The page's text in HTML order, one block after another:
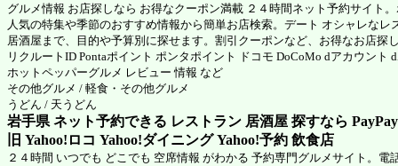
グルメ情報 お店探しなら お得なクーポン満載 ２４時間ネット予約サイト
人気の特集や季節のおすすめ情報から簡単お店検索。デート オシャレなレ
居酒屋まで、目的や予算別に探せます。割引クーポンなど、お得なお店探
リクルートID Pontaポイント ポンタポイント ドコモ DoCoMo dアカウント
ホットペッパーグルメ レビュー 情報 など
その他グルメ / 軽食・その他グルメ
うどん / 天うどん
岩手県 ネット予約できる レストラン 居酒屋 探すなら
旧 Yahoo!ロコ Yahoo!ダイニング Yahoo!予約 飲食店
２４時間 いつでも どこでも 空席情報 がわかる 予約専門グルメサイト。電